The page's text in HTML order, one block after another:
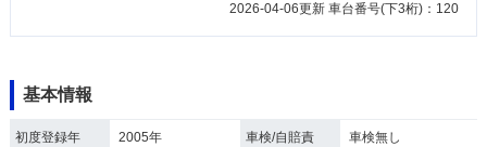
2026-04-06更新 車台番号(下3桁)：120
基本情報
初度登録年 2005年 車検/自賠責 車検無し